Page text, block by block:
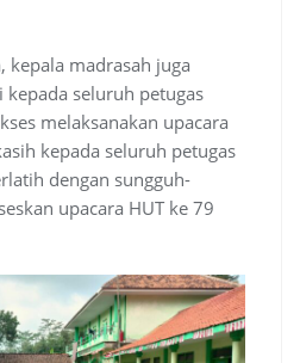
madrasah juga
seluruh petugas
melaksanakan upacara
kepada seluruh petugas
dengan sungguh-
upacara HUT ke 79